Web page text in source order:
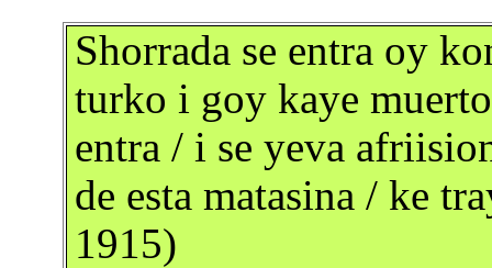
Shorrada se entra oy
turko i goy kaye
entra / i se yeva
de esta matasina / ke
1915)